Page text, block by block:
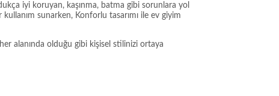
iyi koruyan, kaşınma, batma gibi sorunlara yol
kullanım sunarken, Konforlu tasarımı ile ev giyim
alanında olduğu gibi kişisel stilinizi ortaya